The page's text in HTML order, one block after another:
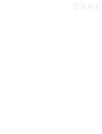
0.8 kg